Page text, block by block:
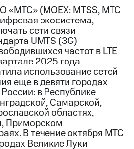
(MOEX: MTSS, МТС
экосистема,
сети связи
UMTS (3G)
частот в LTE
2025 года
использование сетей
еще в девяти городах
в Республике
Самарской,
областях,
Приморском
В течение октября МТС
Великие Луки